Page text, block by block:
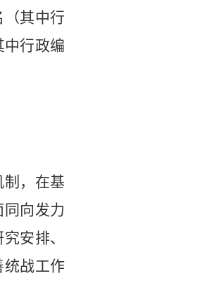
（其中行
中行政编
，在基
向发力
安排、
统战工作